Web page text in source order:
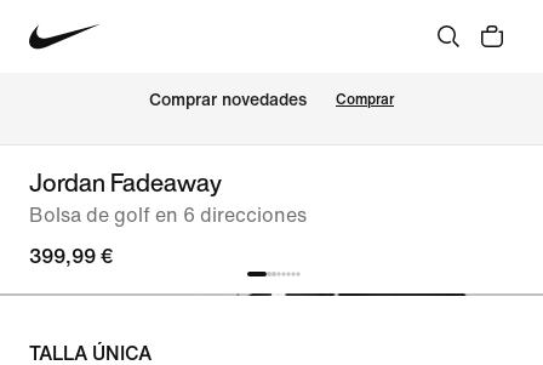
Comprar novedades Comprar
Jordan Fadeaway
Bolsa de golf en 6 direcciones
399,99 €
TALLA ÚNICA